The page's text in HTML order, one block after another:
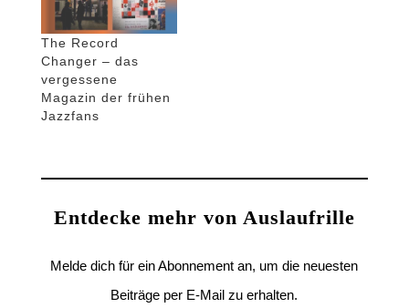
The Record
Changer – das
vergessene
Magazin der frühen
Jazzfans
Entdecke mehr von Auslaufrille
Melde dich für ein Abonnement an, um die neuesten
Beiträge per E-Mail zu erhalten.